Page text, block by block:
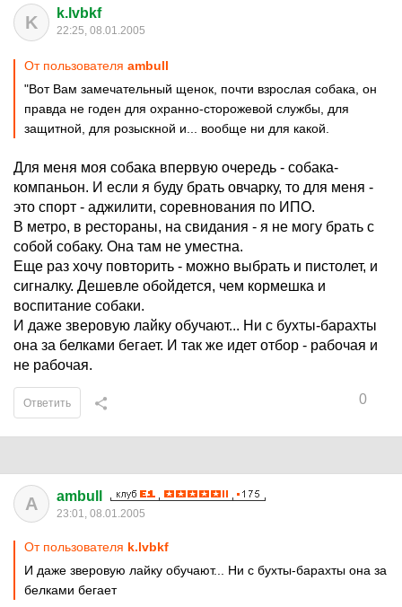
K k.lvbkf
22:25, 08.01.2005
От пользователя ambull
"Вот Вам замечательный щенок, почти взрослая собака, он
правда не годен для охранно-сторожевой службы, для
защитной, для розыскной и... вообще ни для какой.
Для меня моя собака впервую очередь - собака-
компаньон. И если я буду брать овчарку, то для меня -
это спорт - аджилити, соревнования по ИПО.
В метро, в рестораны, на свидания - я не могу брать с
собой собаку. Она там не уместна.
Еще раз хочу повторить - можно выбрать и пистолет, и
сигналку. Дешевле обойдется, чем кормешка и
воспитание собаки.
И даже зверовую лайку обучают... Ни с бухты-барахты
она за белками бегает. И так же идет отбор - рабочая и
не рабочая.
0
Ответить
A ambull
23:01, 08.01.2005
От пользователя k.lvbkf
И даже зверовую лайку обучают... Ни с бухты-барахты она за
белками бегает